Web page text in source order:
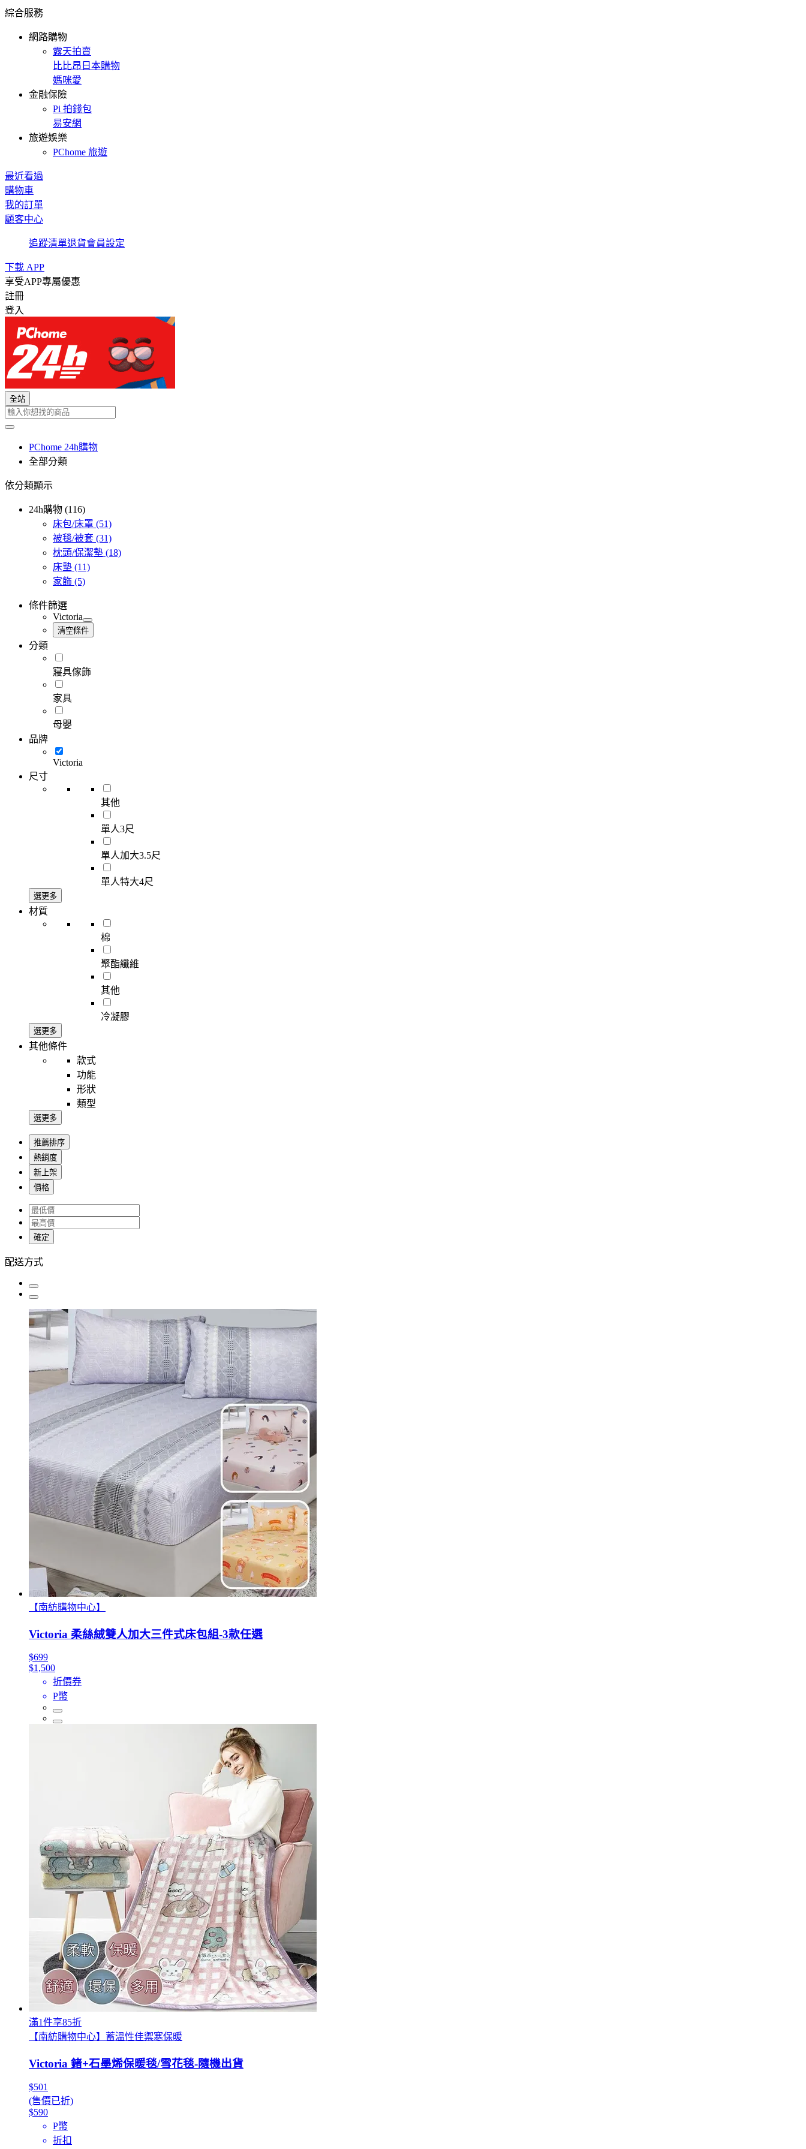
綜合服務
網路購物
露天拍賣
比比昂日本購物
媽咪愛
金融保險
Pi 拍錢包
易安網
旅遊娛樂
PChome 旅遊
最近看過
購物車
我的訂單
顧客中心
追蹤清單退貨會員設定
下載 APP
享受APP專屬優惠
註冊
登入
全站
PChome 24h購物
全部分類
依分類顯示
24h購物 (116)
床包/床罩 (51)
被毯/被套 (31)
枕頭/保潔墊 (18)
床墊 (11)
家飾 (5)
條件篩選
Victoria
清空條件
分類
寢具傢飾
家具
母嬰
品牌
Victoria
尺寸
其他
單人3尺
單人加大3.5尺
單人特大4尺
選更多
材質
棉
聚酯纖維
其他
冷凝膠
選更多
其他條件
款式
功能
形狀
類型
選更多
推薦排序
熱銷度
新上架
價格
確定
配送方式
【南紡購物中心】
Victoria 柔絲絨雙人加大三件式床包組-3款任選
$699
$1,500
折價券
P幣
滿1件享85折
【南紡購物中心】蓄溫性佳禦寒保暖
Victoria 鍺+石墨烯保暖毯/雪花毯-隨機出貨
$501
(售價已折)
$590
P幣
折扣